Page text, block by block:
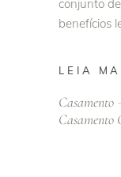
conjunto
benefícios
LEIA
Casamento
Casamento